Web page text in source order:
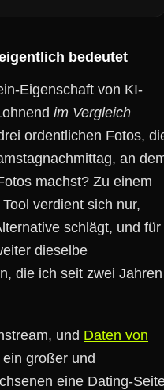
bedeutet
Eigenschaft von KI-
im Vergleich
ordentlichen Fotos,
an
machst? Zu einem
verdient sich nur,
schlägt, und für
dieselbe
die ich seit zwei Jahren
und Daten von
großer und
eine Dating-